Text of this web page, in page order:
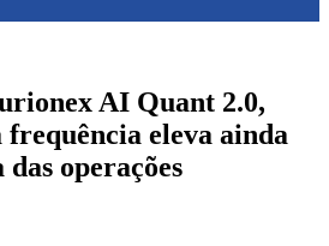
AI Quant 2.0,
frequência eleva ainda
operações